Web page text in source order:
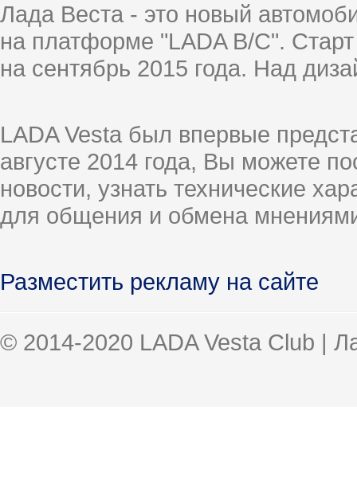
Лада Веста - это новый
на платформе "LADA B/C".
на сентябрь 2015 года. Над
LADA Vesta был впервые
августе 2014 года, Вы можете
новости, узнать технические
для общения и обмена
Разместить рекламу на сайте
© 2014-2020 LADA Vesta Club |